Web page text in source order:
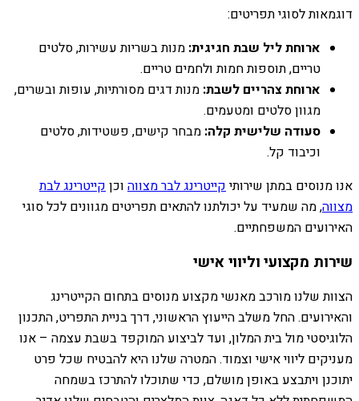
דוגמאות לסוגי תפריטים:
ארוחת ליל שבת חגיגית: מנות בשריות עשירות, סלטים
טריים, תוספות חמות ולחמים טריים.
ארוחת צהריים לשבת: מנות דגים מסורתיות, עופות ובשרים,
מגוון סלטים ומטעמים.
סעודה שלישית קלה: מבחר קישים, פשטידות, סלטים
וכיבוד קל.
אנו מנוסים במתן שירותיקייטרינג לבר מצווה וכןקייטרינג לבת
מצווה, מה שמעיד על יכולתנו להתאים תפריטים מגוונים לכל סוגי
האירועים המשפחתיים.
שירות מקצועי וליווי אישי
הצוות שלנו מורכב מאנשי מקצוע מנוסים בתחום הקייטרינג
והאירועים. החל משלב הייעוץ הראשוני, דרך בניית התפריט, התכנון
הלוגיסטי מול בית המלון, ועד לביצוע המוקפד בשבת עצמה – אנו
מעניקים ליווי אישי וצמוד. המטרה שלנו היא להבטיח שכל פרט
יתוכנן ויתבצע באופן מושלם, כדי שתוכלו להתרכז בשמחה